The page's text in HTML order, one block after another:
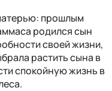
прошлым
родился сын
своей жизни,
растить сына в
спокойную жизнь в